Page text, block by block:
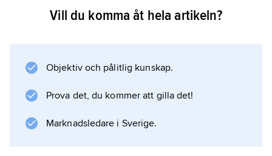
Silversmeden Jacob Ängman 1876–1942
Vill du komma åt hela artikeln?
Objektiv och pålitlig kunskap.
Prova det, du kommer att gilla det!
Marknadsledare i Sverige.